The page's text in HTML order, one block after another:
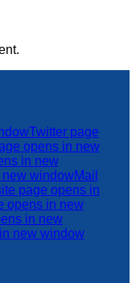
Twitter page
opens in new
in new
windowMail
page opens in
opens in new
in new
new window